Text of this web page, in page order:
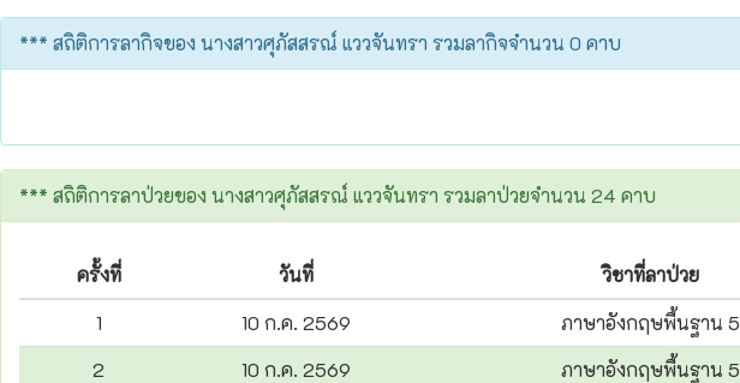
*** สถิติการลากิจของ นางสาวศุภัสสรณ์ แววจันทรา รวมลากิจจำนวน 0 คาบ
*** สถิติการลาป่วยของ นางสาวศุภัสสรณ์ แววจันทรา รวมลาป่วยจำนวน 24 คาบ
ครั้งที่ วันที่ วิชาที่ลาป่วย
1
10 ก.ค. 2569 ภาษาอังกฤษพื้นฐาน 5
2
10 ก.ค. 2569 ภาษาอังกฤษพื้นฐาน 5